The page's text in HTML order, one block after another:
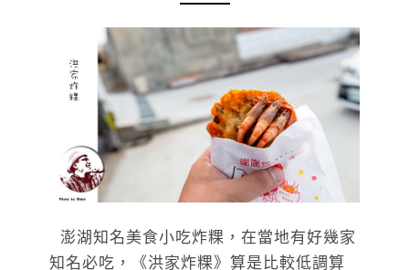
澎湖知名美食小吃炸粿，在當地有好幾家
知名必吃，《洪家炸粿》算是比較低調算